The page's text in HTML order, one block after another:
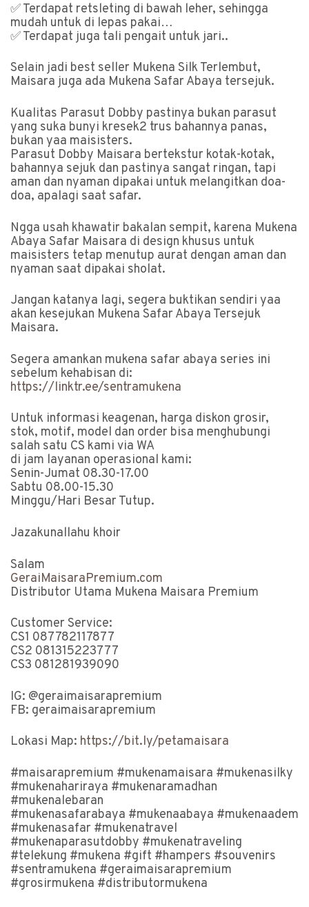
✅ Terdapat retsleting di bawah leher, sehingga
mudah untuk di lepas pakai…
✅ Terdapat juga tali pengait untuk jari..
Selain jadi best seller Mukena Silk Terlembut,
Maisara juga ada Mukena Safar Abaya tersejuk.
Kualitas Parasut Dobby pastinya bukan parasut
yang suka bunyi kresek2 trus bahannya panas,
bukan yaa maisisters.
Parasut Dobby Maisara bertekstur kotak-kotak,
bahannya sejuk dan pastinya sangat ringan, tapi
aman dan nyaman dipakai untuk melangitkan doa-
doa, apalagi saat safar.
Ngga usah khawatir bakalan sempit, karena Mukena
Abaya Safar Maisara di design khusus untuk
maisisters tetap menutup aurat dengan aman dan
nyaman saat dipakai sholat.
Jangan katanya lagi, segera buktikan sendiri yaa
akan kesejukan Mukena Safar Abaya Tersejuk
Maisara.
Segera amankan mukena safar abaya series ini
sebelum kehabisan di:
https://linktr.ee/sentramukena
Untuk informasi keagenan, harga diskon grosir,
stok, motif, model dan order bisa menghubungi
salah satu CS kami via WA
di jam layanan operasional kami:
Senin-Jumat 08.30-17.00
Sabtu 08.00-15.30
Minggu/Hari Besar Tutup.
Jazakunallahu khoir
Salam
GeraiMaisaraPremium.com
Distributor Utama Mukena Maisara Premium
Customer Service:
CS1 087782117877
CS2 081315223777
CS3 081281939090
IG: @geraimaisarapremium
FB: geraimaisarapremium
Lokasi Map: https://bit.ly/petamaisara
#maisarapremium #mukenamaisara #mukenasilky
#mukenahariraya #mukenaramadhan
#mukenalebaran
#mukenasafarabaya #mukenaabaya #mukenaadem
#mukenasafar #mukenatravel
#mukenaparasutdobby #mukenatraveling
#telekung #mukena #gift #hampers #souvenirs
#sentramukena #geraimaisarapremium
#grosirmukena #distributormukena